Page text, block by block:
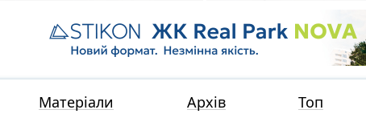
Матеріали Архів Топ